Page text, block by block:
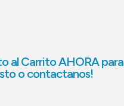
al Carrito AHORA para
o contactanos!